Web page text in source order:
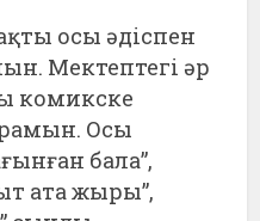
осы әдіспен
Мектептегі әр
комикске
Осы
бала”,
ата жыры”,